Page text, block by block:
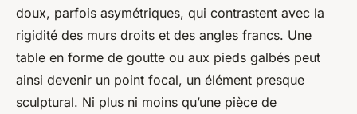
doux, parfois asymétriques, qui contrastent avec la
rigidité des murs droits et des angles francs. Une
table en forme de goutte ou aux pieds galbés peut
ainsi devenir un point focal, un élément presque
sculptural. Ni plus ni moins qu’une pièce de